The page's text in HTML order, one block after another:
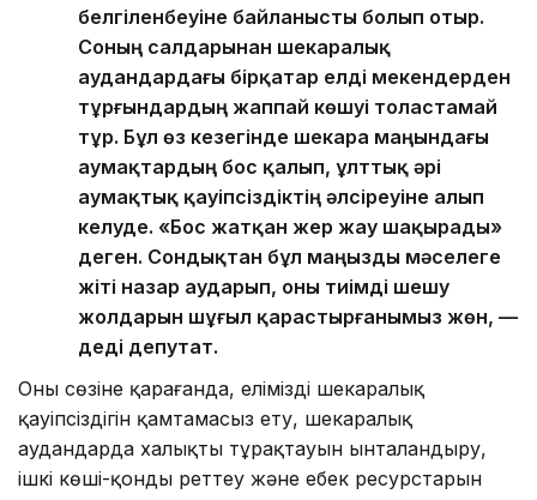
белгіленбеуіне байланысты болып отыр.
Соның салдарынан шекаралық
аудандардағы бірқатар елді мекендерден
тұрғындардың жаппай көшуі толастамай
тұр. Бұл өз кезегінде шекара маңындағы
аумақтардың бос қалып, ұлттық әрі
аумақтық қауіпсіздіктің әлсіреуіне алып
келуде. «Бос жатқан жер жау шақырады»
деген. Сондықтан бұл маңызды мәселеге
жіті назар аударып, оны тиімді шешу
жолдарын шұғыл қарастырғанымыз жөн, —
деді депутат.
Оның сөзіне қарағанда, еліміздің шекаралық
қауіпсіздігін қамтамасыз ету, шекаралық
аудандарда халықтың тұрақтауын ынталандыру,
ішкі көші-қонды реттеу және еңбек ресурстарын